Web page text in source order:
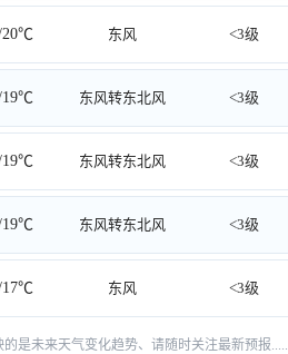
20℃ 东风 <3级
19℃ 东风转东北风 <3级
19℃ 东风转东北风 <3级
19℃ 东风转东北风 <3级
17℃ 东风 <3级
是未来天气变化趋势、请随时关注最新预报.....